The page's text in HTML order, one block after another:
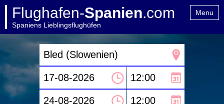
Flughafen-Spanien.com
Spaniens Lieblingsflughüfen
Menu